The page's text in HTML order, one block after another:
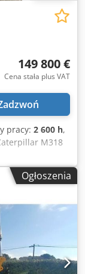
149 800 €
Cena stała plus VAT
pracy: 2 600 h,
M318
kW / ok. 176
EU Stage V
h * Napęd:
hydraulika
obwodami
Tylko
Ogłoszenia